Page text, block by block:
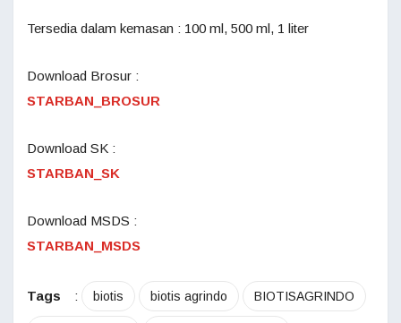
Tersedia dalam kemasan : 100 ml, 500 ml, 1 liter
Download Brosur :
STARBAN_BROSUR
Download SK :
STARBAN_SK
Download MSDS :
STARBAN_MSDS
Tags : biotis biotis agrindo BIOTISAGRINDO